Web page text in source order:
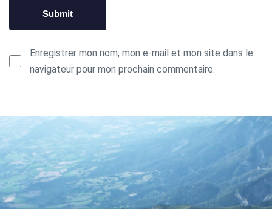
Enregistrer mon nom, mon e-mail et mon site dans le
navigateur pour mon prochain commentaire.